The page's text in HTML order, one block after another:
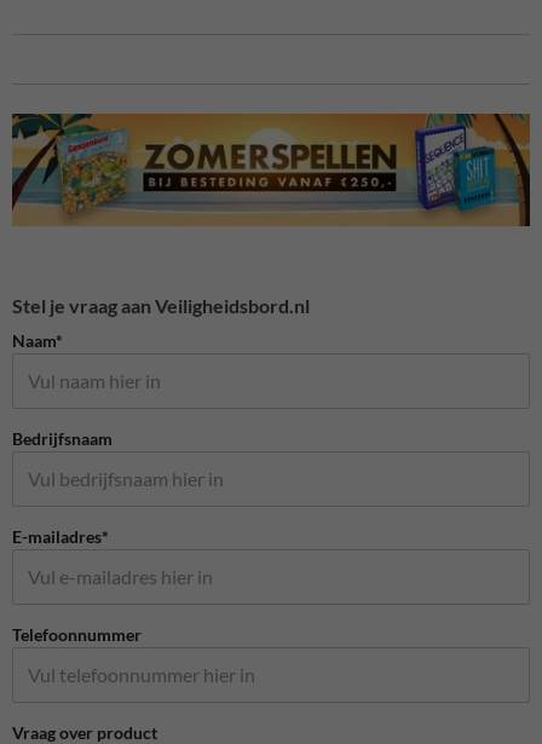
Stel je vraag aan Veiligheidsbord.nl
Naam*
Bedrijfsnaam
E-mailadres*
Telefoonnummer
Vraag over product